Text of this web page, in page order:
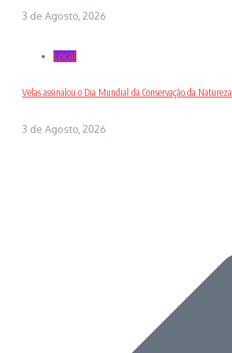
3 de Agosto, 2026
Local
Velas assinalou o Dia Mundial da Conservação da Natureza
3 de Agosto, 2026